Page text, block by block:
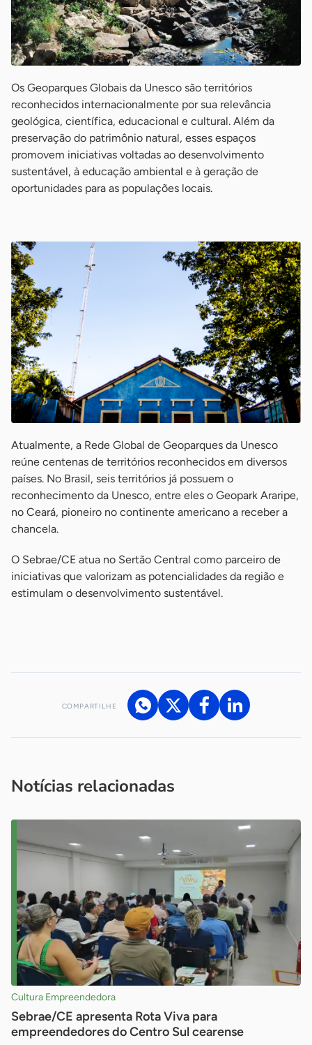
Os Geoparques Globais da Unesco são territórios
reconhecidos internacionalmente por sua relevância
geológica, científica, educacional e cultural. Além da
preservação do patrimônio natural, esses espaços
promovem iniciativas voltadas ao desenvolvimento
sustentável, à educação ambiental e à geração de
oportunidades para as populações locais.
Atualmente, a Rede Global de Geoparques da Unesco
reúne centenas de territórios reconhecidos em diversos
países. No Brasil, seis territórios já possuem o
reconhecimento da Unesco, entre eles o Geopark Araripe,
no Ceará, pioneiro no continente americano a receber a
chancela.
O Sebrae/CE atua no Sertão Central como parceiro de
iniciativas que valorizam as potencialidades da região e
estimulam o desenvolvimento sustentável.
COMPARTILHE
Notícias relacionadas
Cultura Empreendedora
Sebrae/CE apresenta Rota Viva para
empreendedores do Centro Sul cearense